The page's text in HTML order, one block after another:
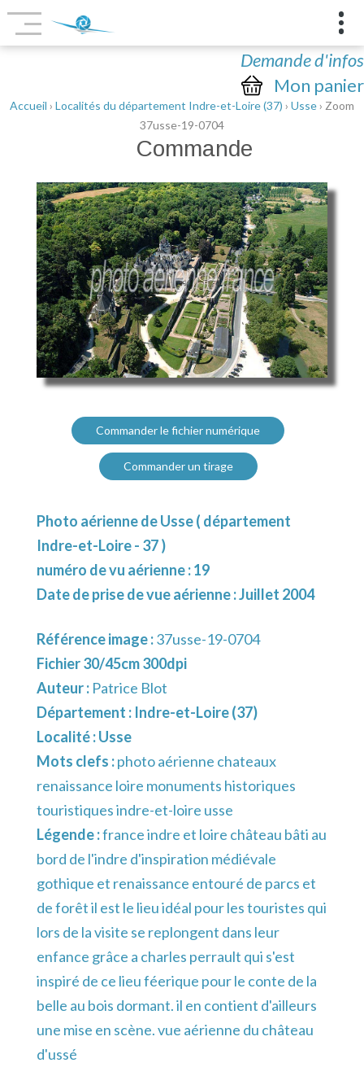
Demande d'infos
Mon panier
Accueil › Localités du département Indre-et-Loire (37) › Usse› Zoom
37usse-19-0704
Commande
Commander le fichier numérique
Commander un tirage
Photo aérienne de Usse ( département
Indre-et-Loire - 37 )
numéro de vu aérienne : 19
Date de prise de vue aérienne : Juillet 2004
Référence image :37usse-19-0704
Fichier 30/45cm 300dpi
Auteur : Patrice Blot
Département : Indre-et-Loire (37)
Localité :Usse
Mots clefs :photo aérienne chateaux
renaissance loire monuments historiques
touristiques indre-et-loire usse
Légende :france indre et loire château bâti au
bord de l'indre d'inspiration médiévale
gothique et renaissance entouré de parcs et
de forêt il est le lieu idéal pour les touristes qui
lors de la visite se replongent dans leur
enfance grâce a charles perrault qui s'est
inspiré de ce lieu féerique pour le conte de la
belle au bois dormant. il en contient d'ailleurs
une mise en scène. vue aérienne du château
d'ussé